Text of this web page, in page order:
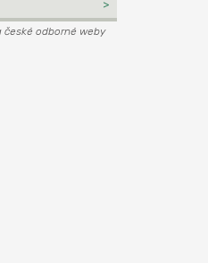
české odborné weby